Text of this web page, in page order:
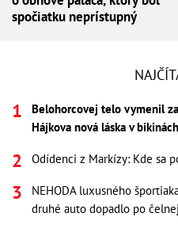
spočiatku neprístupný
Belohorcovej telo vymenil
Hájkova nová láska v
Odídenci z Markízy: Kde sa
NEHODA luxusného
druhé auto dopadlo po